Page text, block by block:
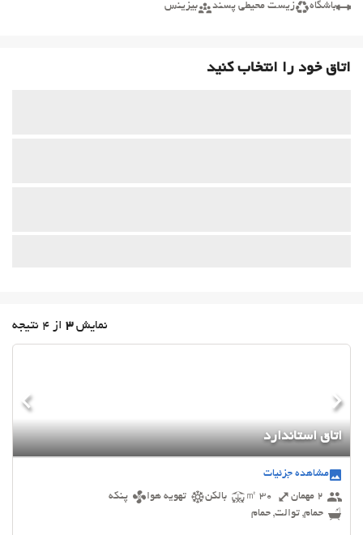
باشگاه زیست محیطی پسند بیزینس
اتاق خود را انتخاب کنید
نمایش3 از 4 نتیجه
اتاق استاندارد
مشاهده جزئیات
2 مهمان
30 ㎡ بالکن تهویه هوا
پنکه
حمام, توالت, حمام